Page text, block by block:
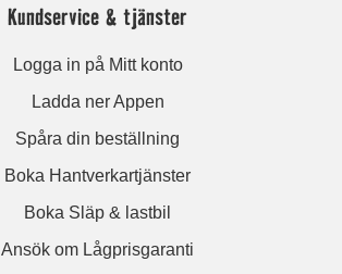
Kundservice & tjänster
Logga in på Mitt konto
Ladda ner Appen
Spåra din beställning
Boka Hantverkartjänster
Boka Släp & lastbil
Ansök om Lågprisgaranti